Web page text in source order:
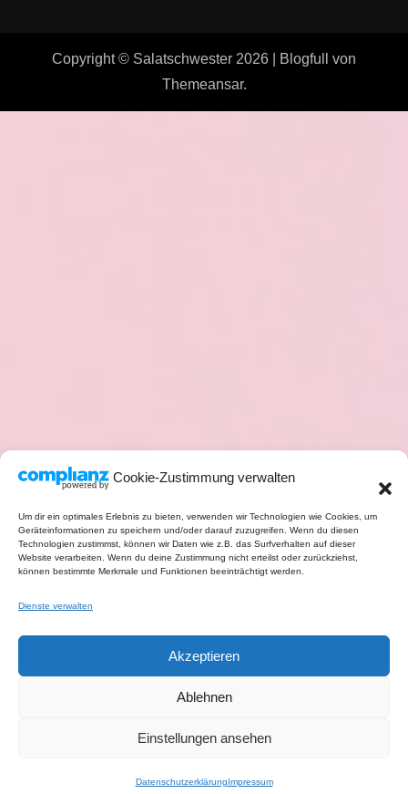
Cookie-Zustimmung verwalten
Um dir ein optimales Erlebnis zu bieten, verwenden wir Technologien wie Cookies, um
Geräteinformationen zu speichern und/oder darauf zuzugreifen. Wenn du diesen
Technologien zustimmst, können wir Daten wie z.B. das Surfverhalten auf dieser
Website verarbeiten. Wenn du deine Zustimmung nicht erteilst oder zurückziehst,
können bestimmte Merkmale und Funktionen beeinträchtigt werden.
Dienste verwalten
Akzeptieren
Ablehnen
Einstellungen ansehen
DatenschutzerklärungImpressum
Copyright © Salatschwester 2026 Blogfull
von
Themeansar.